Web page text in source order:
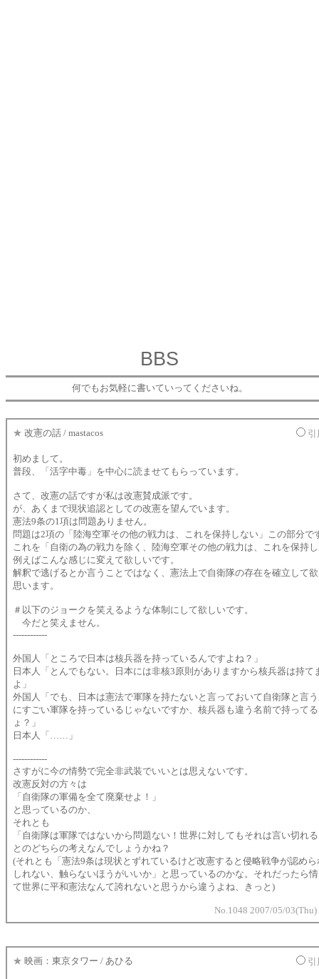
BBS
何でもお気軽に書いていってくださいね。
★ 改憲の話 / mastacos 引
初めまして。
普段、「活字中毒」を中心に読ませてもらっています。
さて、改憲の話ですが私は改憲賛成派です。
が、あくまで現状追認としての改憲を望んでいます。
憲法9条の1項は問題ありません。
問題は2項の「陸海空軍その他の戦力は、これを保持しない」この部分で
これを「自衛の為の戦力を除く、陸海空軍その他の戦力は、これを保持
例えばこんな感じに変えて欲しいです。
解釈で逃げるとか言うことではなく、憲法上で自衛隊の存在を確立して
思います。
＃以下のジョークを笑えるような体制にして欲しいです。
今だと笑えません。
------------
外国人「ところで日本は核兵器を持っているんですよね？」
日本人「とんでもない。日本には非核3原則がありますから核兵器は持て
よ」
外国人「でも、日本は憲法で軍隊を持たないと言っておいて自衛隊と言
にすごい軍隊を持っているじゃないですか、核兵器も違う名前で持って
ょ？」
日本人「……」
------------
さすがに今の情勢で完全非武装でいいとは思えないです。
改憲反対の方々は
「自衛隊の軍備を全て廃棄せよ！」
と思っているのか、
それとも
「自衛隊は軍隊ではないから問題ない！世界に対してもそれは言い切れ
とのどちらの考えなんでしょうかね？
(それとも「憲法9条は現状とずれているけど改憲すると侵略戦争が認め
しれない、触らないほうがいいか」と思っているのかな。それだったら
て世界に平和憲法なんて誇れないと思うから違うよね、きっと)
No.1048 2007/05/
★ 映画：東京タワー / あひる 引